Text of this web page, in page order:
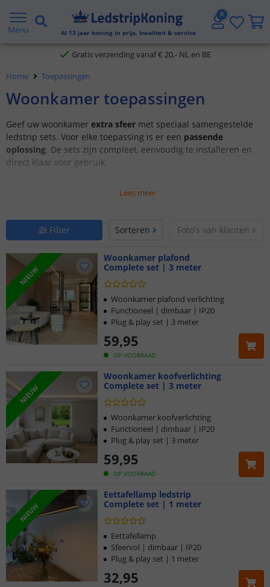
Menu Al 13 jaar koning in prijs, kwaliteit & service
Gratis verzending vanaf € 20,- NL en BE
Klantbeoordeling 9.1
Home Toepassingen
Woonkamer toepassingen
Geef uw woonkamer extra sfeer met speciaal samengestelde
ledstrip sets. Voor elke toepassing is er een passende
oplossing. De sets zijn compleet, eenvoudig te installeren en
direct klaar voor gebruik.
Alles wat u nodig heeft in één set
Lees meer
Filter Sorteren Foto's van klanten
NIEUW
Woonkamer plafond
Complete set | 3 meter
OP VOORRAAD
59,95
Woonkamer plafond verlichting
Functioneel | dimbaar | IP20
Plug & play set | 3 meter
NIEUW
Woonkamer koofverlichting
Complete set | 3 meter
OP VOORRAAD
59,95
Woonkamer koofverlichting
Functioneel | dimbaar | IP20
Plug & play set | 3 meter
NIEUW
Eettafellamp ledstrip
Complete set | 1 meter
32,95
Eettafellamp
Sfeervol | dimbaar | IP20
Plug & play set | 1 meter